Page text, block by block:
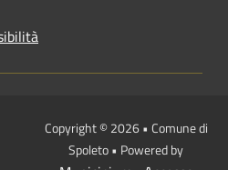
Copyright © 2026 • Comune di
Spoleto • Powered by